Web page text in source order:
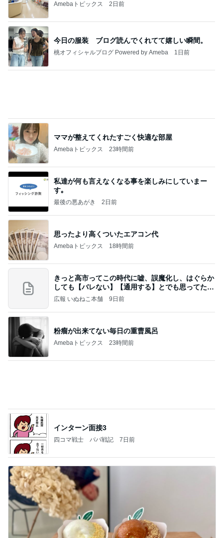
Amebaトピックス 2日前
今日の服装 ブログ読んでくれてて嬉しい瞬間。
桃オフィシャルブログ Powered by Ameba 1日前
ママが整えてくれたすごく快適な部屋
Amebaトピックス 23時間前
私達が何も言えなくなる事を楽しみにしていまー
す｡
最後の悪あがき 2日前
思ったより高くついたエアコン代
Amebaトピックス 18時間前
きっと高市ってこの時代に嘘、誤魔化し、はぐらか
しても【バレない】【通用する】とでも思ってたん
だろ
広報 いぬねこ本舗 9日前
粉瘤が出来てない毎日の重曹風呂
Amebaトピックス 23時間前
インターン面接3
四コマ戦士 パパ戦記 7日前